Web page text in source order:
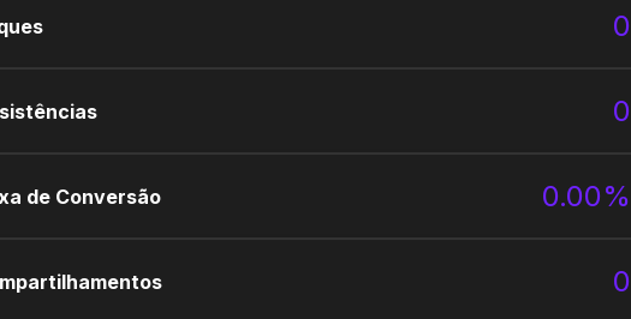
0
0
de Conversão 0.00%
0